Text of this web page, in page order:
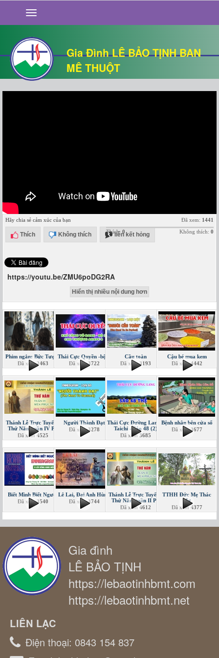
Gia Đình LÊ BẢO TỊNH BAN
MÊ THUỘT
GIỚI THIỆU
TIN TỨC
SỐNG ĐẠO
CHUYỆN NHÀ
QUÁN VĂN
Hãy chia sẻ cảm xúc của bạn
Thích Không thích liên kết hỏng
Đã xem: 1441
Thích: 0 Không thích: 0
https://youtu.be/ZMU6poDG2RA
Hiển thị nhiều nội dung hơn
Phim ngắn: Bức Tượng
Đã xem2463
Thái Cực Quyền -bộ 3
Đã xem3722
Cầu toàn
Đã xem3193
Cậu bé mua kem
Đã xem4442
Thánh Lễ Trực Tuyến -
Thứ Năm tuần IV PS
Đã xem4525
Người Thành Đạt
Đã xem3278
Thái Cực Đường Lang -
Taichi - Sáo 48 (2)
Đã xem3685
Bệnh nhân bên cửa sổ
Đã xem3677
Biết Mình Biết Người
Đã xem3540
Lê Lai, Đại Anh Hùng
Đã xem3744
Thánh Lễ Trực Tuyến -
Thứ Năm tuần II PS
Đã xem4612
TTHH Đức Mẹ Thác
Mơ
Đã xem4377
Gia đình
LÊ BẢO TỊNH
https://lebaotinhbmt.com
https://lebaotinhbmt.net
LIÊN LẠC
Điện thoại: 0843 154 837